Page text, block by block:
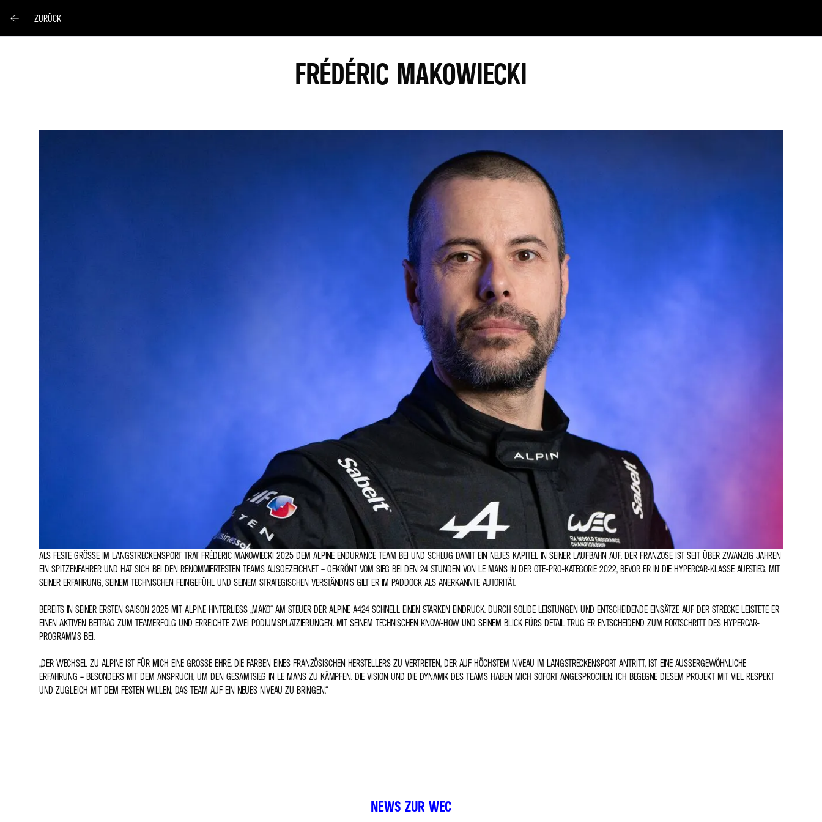
ZURÜCK
FRÉDÉRIC MAKOWIECKI
ALS FESTE GRÖSSE IM LANGSTRECKENSPORT TRAT FRÉDÉRIC MAKOWIECKI 2025 DEM ALPINE ENDURANCE TEAM BEI UND SCHLUG DAMIT EIN NEUES KAPITEL IN SEINER LAUFBAHN AUF. DER FRANZOSE IST SEIT ÜBER ZWANZIG JAHREN E
IN SPITZENFAHRER UND HAT SICH BEI DEN RENOMMIERTESTEN TEAMS AUSGEZEICHNET – GEKRÖNT VOM SIEG BEI DEN 24 STUNDEN VON LE MANS IN DER GTE-PRO-KATEGORIE 2022, BEVOR ER IN DIE HYPERCAR-KLASSE AUFSTIEG. MIT S
EINER ERFAHRUNG, SEINEM TECHNISCHEN FEINGEFÜHL UND SEINEM STRATEGISCHEN VERSTÄNDNIS GILT ER IM PADDOCK ALS ANERKANNTE AUTORITÄT.
BEREITS IN SEINER ERSTEN SAISON 2025 MIT ALPINE HINTERLIESS „MAKO“ AM STEUER DER ALPINE A424 SCHNELL EINEN STARKEN EINDRUCK. DURCH SOLIDE LEISTUNGEN UND ENTSCHEIDENDE EINSÄTZE AUF DER STRECKE LEISTETE ER E
INEN AKTIVEN BEITRAG ZUM TEAMERFOLG UND ERREICHTE ZWEI PODIUMSPLATZIERUNGEN. MIT SEINEM TECHNISCHEN KNOW-HOW UND SEINEM BLICK FÜRS DETAIL TRUG ER ENTSCHEIDEND ZUM FORTSCHRITT DES HYPERCAR-P
ROGRAMMS BEI.
„DER WECHSEL ZU ALPINE IST FÜR MICH EINE GROSSE EHRE. DIE FARBEN EINES FRANZÖSISCHEN HERSTELLERS ZU VERTRETEN, DER AUF HÖCHSTEM NIVEAU IM LANGSTRECKENSPORT ANTRITT, IST EINE AUSSERGEWÖHNLICHE ER
FAHRUNG – BESONDERS MIT DEM ANSPRUCH, UM DEN GESAMTSIEG IN LE MANS ZU KÄMPFEN. DIE VISION UND DIE DYNAMIK DES TEAMS HABEN MICH SOFORT ANGESPROCHEN. ICH BEGEGNE DIESEM PROJEKT MIT VIEL RESPEKT UN
D ZUGLEICH MIT DEM FESTEN WILLEN, DAS TEAM AUF EIN NEUES NIVEAU ZU BRINGEN.“
NEWS ZUR WEC